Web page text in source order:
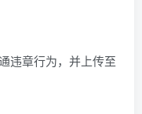
违章行为，并上传至